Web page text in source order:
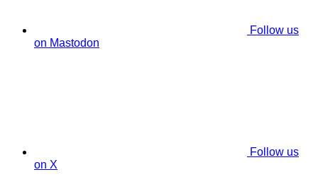
Follow us
on Mastodon
Follow us
on X